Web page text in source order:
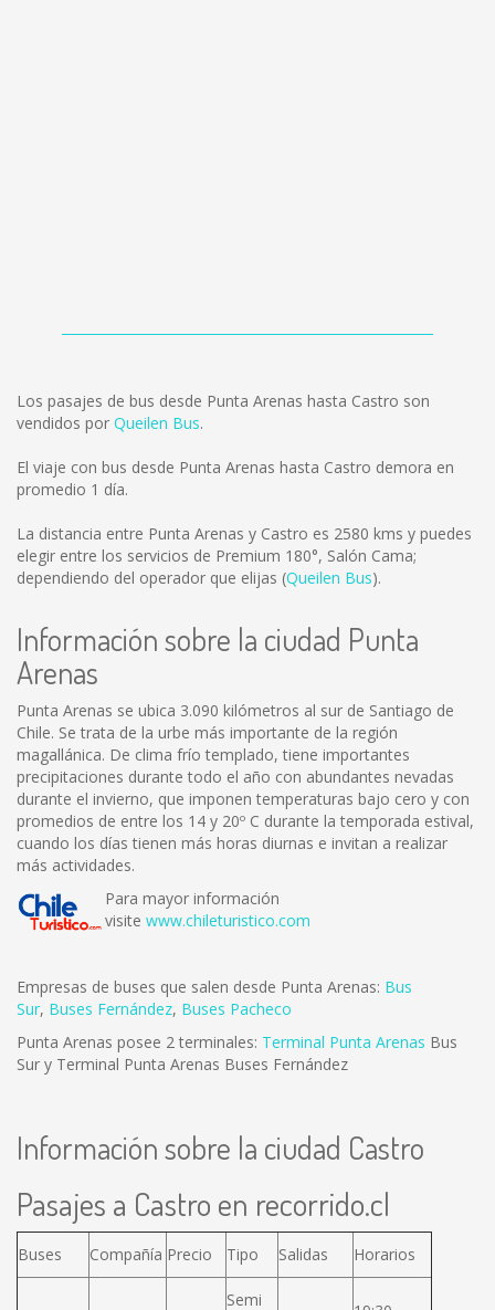
Los pasajes de bus desde Punta Arenas hasta Castro son
vendidos por Queilen Bus.
El viaje con bus desde Punta Arenas hasta Castro demora en
promedio 1 día.
La distancia entre Punta Arenas y Castro es 2580 kms y puedes
elegir entre los servicios de Premium 180°, Salón Cama;
dependiendo del operador que elijas (Queilen Bus).
Información sobre la ciudad Punta
Arenas
Punta Arenas se ubica 3.090 kilómetros al sur de Santiago de
Chile. Se trata de la urbe más importante de la región
magallánica. De clima frío templado, tiene importantes
precipitaciones durante todo el año con abundantes nevadas
durante el invierno, que imponen temperaturas bajo cero y con
promedios de entre los 14 y 20º C durante la temporada estival,
cuando los días tienen más horas diurnas e invitan a realizar
más actividades.
Para mayor información
visite www.chileturistico.com
Empresas de buses que salen desde Punta Arenas: Bus
Sur, Buses Fernández, Buses Pacheco
Punta Arenas posee 2 terminales: Terminal Punta Arenas Bus
Sur y Terminal Punta Arenas Buses Fernández
Información sobre la ciudad Castro
Pasajes a Castro en recorrido.cl
Buses Compañía Precio Tipo Salidas Horarios
Semi